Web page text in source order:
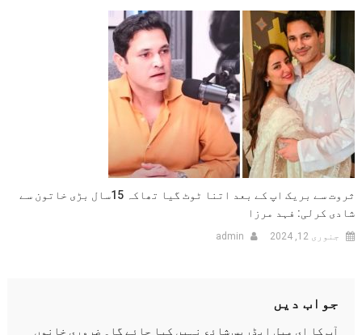
ثروت سے بریک اپ کے بعد اتنا ٹوٹ گیا تھاکہ 15سال بڑی خاتون سے
شادی کرلی: فہد مرزا
جنوری 12, 2024 admin
جواب دیں
آپ کا ای میل ایڈریس شائع نہیں کیا جائے گا۔ ضروری خانوں